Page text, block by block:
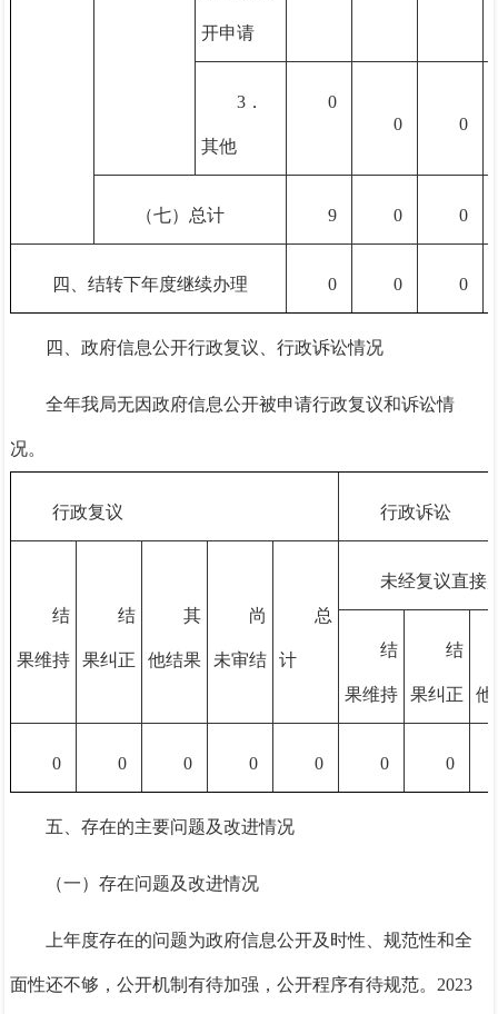
开申请
3．
其他
0
0
0
（七）总计 9 0 0
四、结转下年度继续办理 0 0 0
四、政府信息公开行政复议、行政诉讼情况
全年我局无因政府信息公开被申请行政复议和诉讼情
况。
行政复议 行政诉讼
结
果维持
结
果纠正
其
他结果
尚
未审结
总
计
未经复议直接
结
果维持
结
果纠正 他
0 0 0 0 0 0 0
五、存在的主要问题及改进情况
（一）存在问题及改进情况
上年度存在的问题为政府信息公开及时性、规范性和全
面性还不够，公开机制有待加强，公开程序有待规范。2023